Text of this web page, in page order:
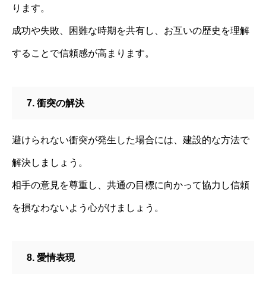
ります。
成功や失敗、困難な時期を共有し、お互いの歴史を理解
することで信頼感が高まります。
7. 衝突の解決
避けられない衝突が発生した場合には、建設的な方法で
解決しましょう。
相手の意見を尊重し、共通の目標に向かって協力し信頼
を損なわないよう心がけましょう。
8. 愛情表現